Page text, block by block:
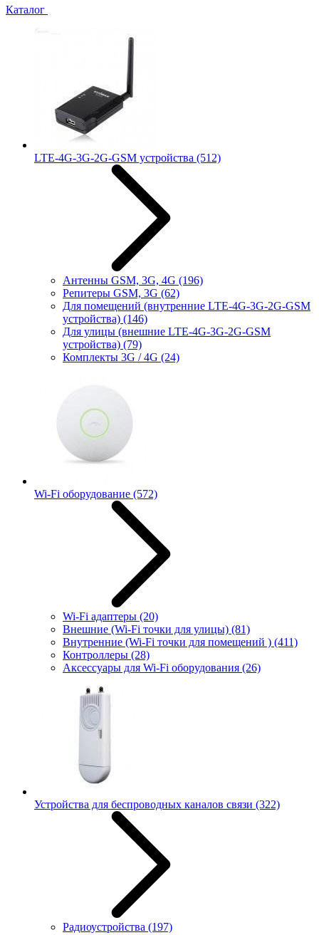
Каталог
LTE-4G-3G-2G-GSM устройства (512)
Антенны GSM, 3G, 4G (196)
Репитеры GSM, 3G (62)
Для помещений (внутренние LTE-4G-3G-2G-GSM
устройства) (146)
Для улицы (внешние LTE-4G-3G-2G-GSM
устройства) (79)
Комплекты 3G / 4G (24)
Wi-Fi оборудование (572)
Wi-Fi адаптеры (20)
Внешние (Wi-Fi точки для улицы) (81)
Внутренние (Wi-Fi точки для помещений ) (411)
Контроллеры (28)
Аксессуары для Wi-Fi оборудования (26)
Устройства для беспроводных каналов связи (322)
Радиоустройства (197)